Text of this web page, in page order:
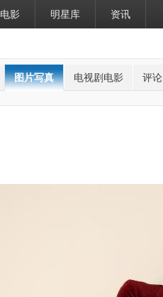
电影 明星库 资讯
图片写真 电视剧电影 评论